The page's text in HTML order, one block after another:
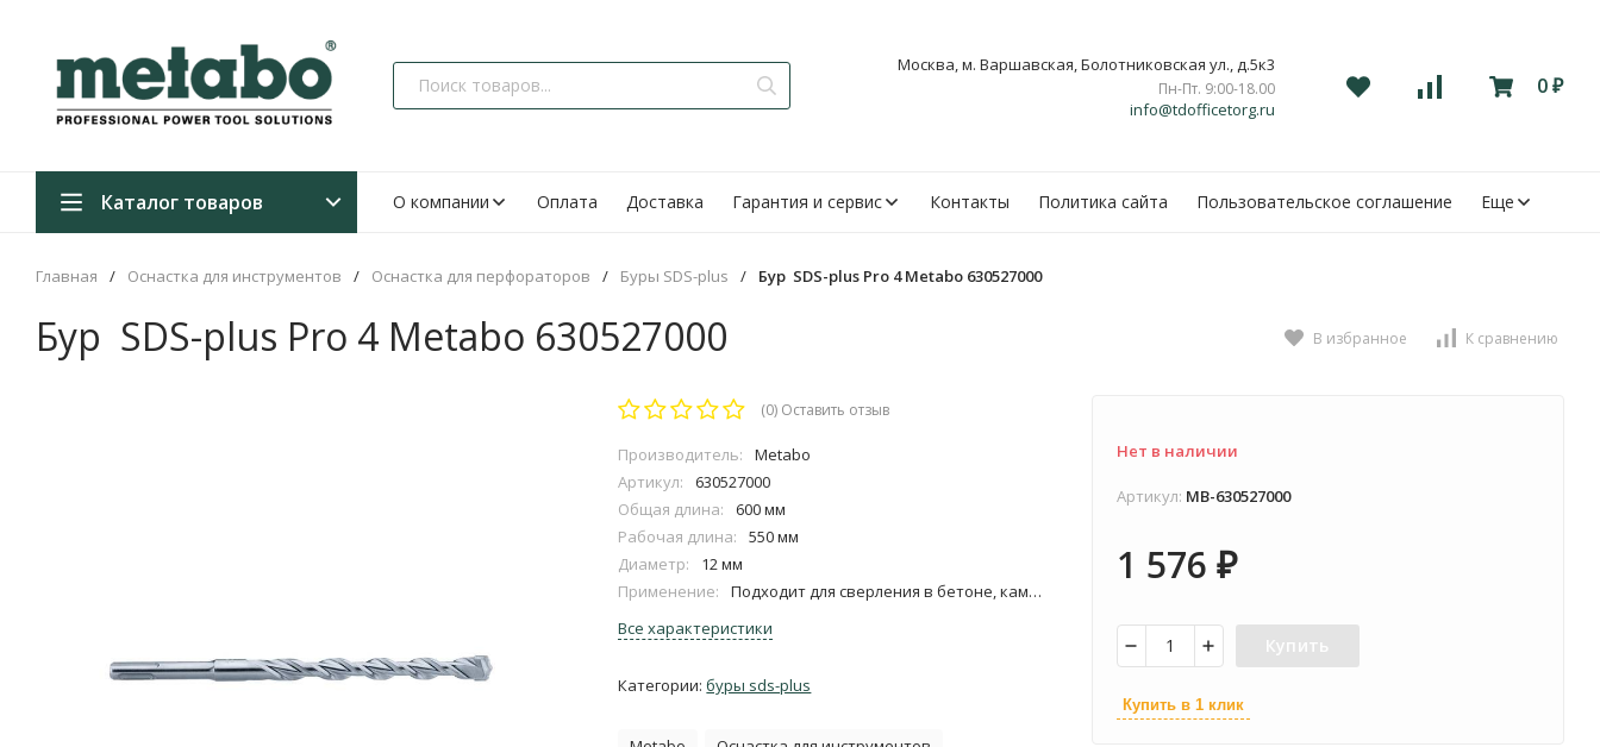
Москва, м. Варшавская, Болотниковская ул., д.5к3
Пн-Пт. 9:00-18.00
info@tdofficetorg.ru
0 ₽
Каталог товаров О компании Оплата Доставка Гарантия и сервис Контакты Политика сайта Пользовательское соглашение Еще
Главная / Оснастка для инструментов / Оснастка для перфораторов / Буры SDS-plus / Бур SDS-plus Pro 4 Metabo 630527000
Бур SDS-plus Pro 4 Metabo 630527000 В избранное К сравнению
(0) Оставить отзыв
Производитель:
Metabo
Артикул:
630527000
Общая длина:
600 мм
Рабочая длина:
550 мм
Диаметр:
12 мм
Применение:
Подходит для сверления в бетоне, каменной кладке, природном камне, граните
Все характеристики
Категории:буры sds-plus
Нет в наличии
Артикул: MB-630527000
1 576 ₽
Купить
Купить в 1 клик